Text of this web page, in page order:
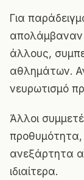
Για
απολάμβαναν
άλλους,
αθλημάτων.
νευρωτισμό
Άλλοι
προθυμότητα,
ανεξάρτητα
ιδιαίτερα.